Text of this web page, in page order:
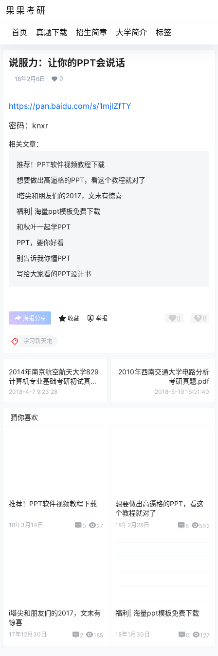
果果考研
首页 真题下载 招生简章 大学简介 标签
说服力：让你的PPT会说话
18年2月6日 0
https://pan.baidu.com/s/1mjlZfTY
密码：knxr
相关文章：
推荐！PPT软件视频教程下载
想要做出高逼格的PPT，看这个教程就对了
i塔尖和朋友们的2017，文末有惊喜
福利| 海量ppt模板免费下载
和秋叶一起学PPT
PPT，要你好看
别告诉我你懂PPT
写给大家看的PPT设计书
海报分享 收藏 举报 0 0
学习新天地
2014年南京航空航天大学829
计算机专业基础考研初试真题
（A卷）.pdf
2018-4-7 9:23:28
2010年西南交通大学电路分析
考研真题.pdf
2018-5-19 16:01:40
猜你喜欢
推荐！PPT软件视频教程下载
18年3月14日 0 27
想要做出高逼格的PPT，看这
个教程就对了
18年2月28日 5 502
i塔尖和朋友们的2017，文末有
惊喜
17年12月30日 2 185
福利| 海量ppt模板免费下载
18年1月30日 0 127